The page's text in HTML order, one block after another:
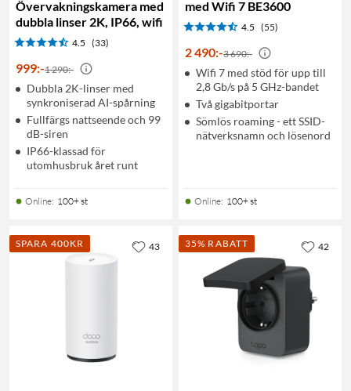
Övervakningskamera med
dubbla linser 2K, IP66, wifi
4.5 (33)
999:-1 290:-
Dubbla 2K-linser med
synkroniserad AI-spårning
Fullfärgs nattseende och 99
dB-siren
IP66-klassad för
utomhusbruk året runt
Online: 100+ st
med Wifi 7 BE3600
4.5 (55)
2 490:-3 690:-
Wifi 7 med stöd för upp till
2,8 Gb/s på 5 GHz-bandet
Två gigabitportar
Sömlös roaming - ett SSID-
nätverksnamn och lösenord
Online: 100+ st
SPARA 400KR 43 35% RABATT 42